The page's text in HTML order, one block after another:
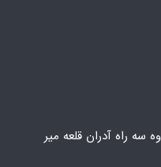
سه راه آدران قلعه میر